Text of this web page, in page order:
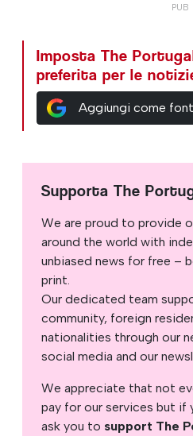
Imposta The
preferita per le
Aggiungi come
Supporta The
We are proud to provide
around the world with
unbiased news for free –
print.
Our dedicated team
community, foreign
nationalities through our
social media and our
We appreciate that not
pay for our services but if
ask you to support The